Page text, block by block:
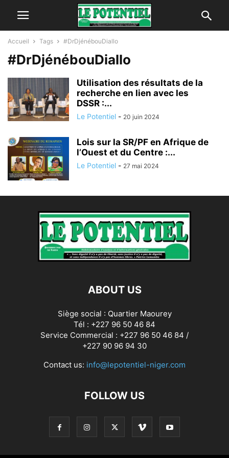
Accueil Tags #DrDjénébouDiallo
#DrDjénébouDiallo
Utilisation des résultats de la
recherche en lien avec les
DSSR :...
Le Potentiel - 20 juin 2024
Lois sur la SR/PF en Afrique de
l’Ouest et du Centre :...
Le Potentiel - 27 mai 2024
ABOUT US
Siège social : Quartier Maourey
Tél : +227 96 50 46 84
Service Commercial : +227 96 50 46 84 /
+227 90 96 94 30
Contact us: info@lepotentiel-niger.com
FOLLOW US